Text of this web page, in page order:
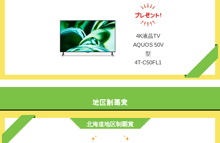
4K液晶TV
AQUOS 50V
型
4T-C50FL1
北海道地区制覇賞